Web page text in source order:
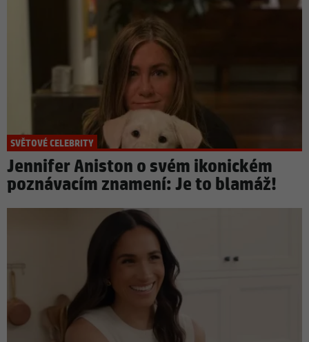
SVĚTOVÉ CELEBRITY
Jennifer Aniston o svém ikonickém
poznávacím znamení: Je to blamáž!